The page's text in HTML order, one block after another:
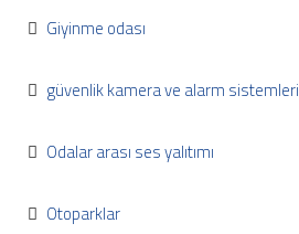
Giyinme odası
güvenlik kamera ve alarm sistemleri
Odalar arası ses yalıtımı
Otoparklar